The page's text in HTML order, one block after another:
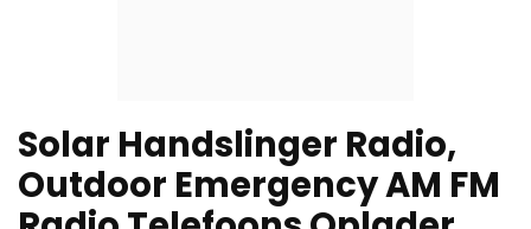
Solar Handslinger Radio,
Outdoor Emergency AM FM